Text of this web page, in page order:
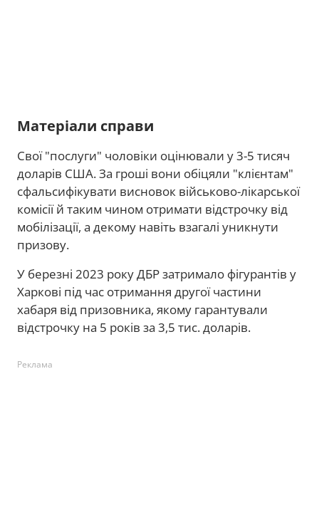
Матеріали справи
Свої "послуги" чоловіки оцінювали у 3-5 тисяч
доларів США. За гроші вони обіцяли "клієнтам"
сфальсифікувати висновок військово-лікарської
комісії й таким чином отримати відстрочку від
мобілізації, а декому навіть взагалі уникнути
призову.
У березні 2023 року ДБР затримало фігурантів у
Харкові під час отримання другої частини
хабаря від призовника, якому гарантували
відстрочку на 5 років за 3,5 тис. доларів.
Реклама